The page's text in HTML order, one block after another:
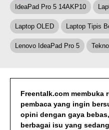
IdeaPad Pro 5 14AKP10
Laptop OLED Laptop Tipis
Lenovo IdeaPad Pro 5
Freentalk.com membuka
pembaca yang ingin
opini dengan gaya
berbagai isu yang